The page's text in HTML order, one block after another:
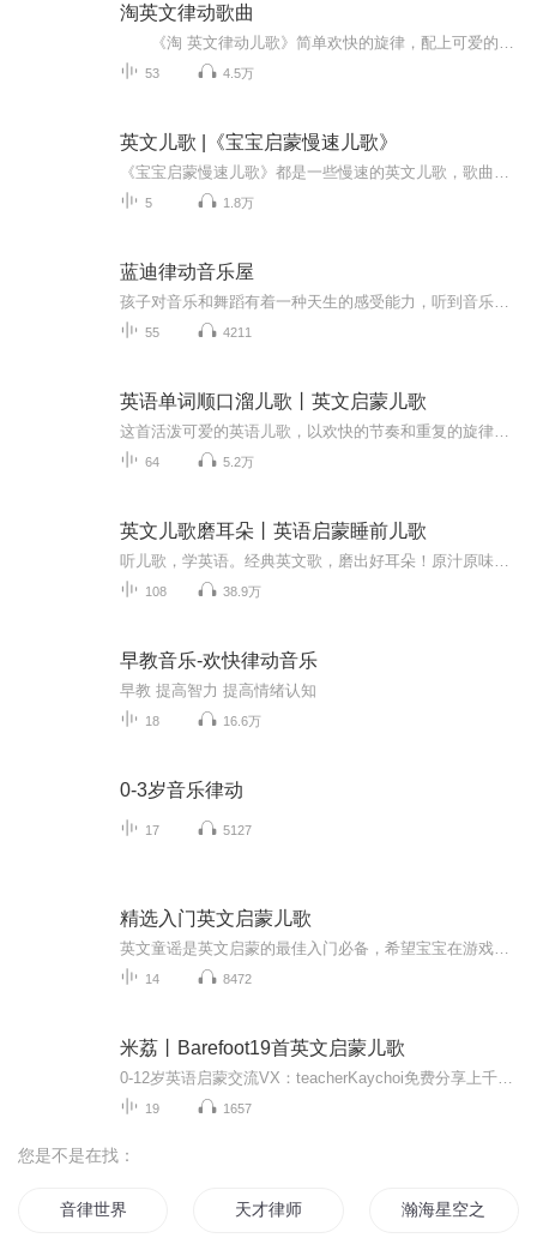
淘英文律动歌曲
53 4.5万
英文儿歌 |《宝宝启蒙慢速儿歌》
5 1.8万
蓝迪律动音乐屋
55 4211
英语单词顺口溜儿歌丨英文启蒙儿歌
64 5.2万
英文儿歌磨耳朵丨英语启蒙睡前儿歌
108 38.9万
早教音乐-欢快律动音乐
早教 提高智力 提高情绪认知
18 16.6万
0-3岁音乐律动
17 5127
精选入门英文启蒙儿歌
14 8472
米荔丨Barefoot19首英文启蒙儿歌
19 1657
您是不是在找：
音律世界 天才律师 瀚海星空之启蒙